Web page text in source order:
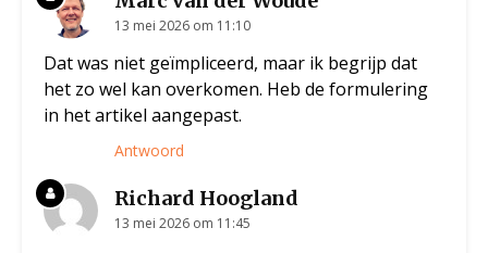
13 mei 2026 om 11:10
Dat was niet geïmpliceerd, maar ik begrijp dat
het zo wel kan overkomen. Heb de formulering
in het artikel aangepast.
Antwoord
Richard Hoogland
13 mei 2026 om 11:45